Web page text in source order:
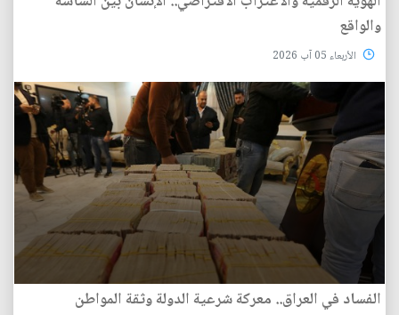
والواقع
الأربعاء 05 آب 2026
الفساد في العراق.. معركة شرعية الدولة وثقة المواطن